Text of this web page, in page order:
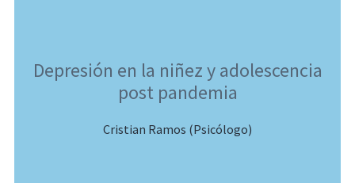
Depresión en la niñez y adolescencia
post pandemia
Cristian Ramos (Psicólogo)